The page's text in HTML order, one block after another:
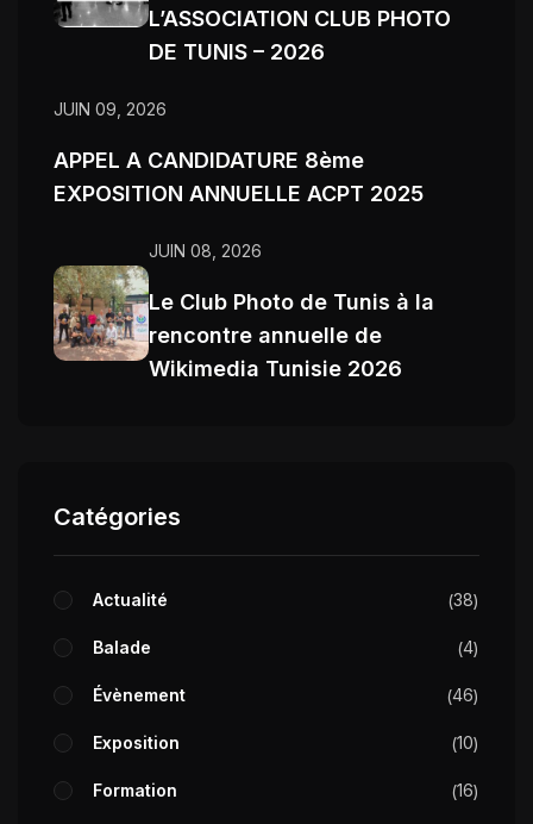
L’ASSOCIATION CLUB PHOTO
DE TUNIS – 2026
JUIN 09, 2026
APPEL A CANDIDATURE 8ème
EXPOSITION ANNUELLE ACPT 2025
JUIN 08, 2026
Le Club Photo de Tunis à la
rencontre annuelle de
Wikimedia Tunisie 2026
Catégories
Actualité 38
Balade 4
Évènement 46
Exposition 10
Formation 16